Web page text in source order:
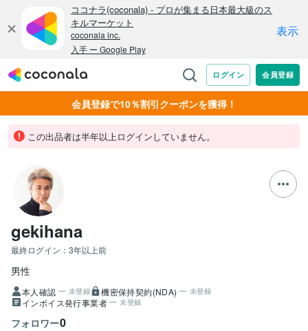
会員登録で10％割引クーポンを獲得！
この出品者は半年以上ログインしていません。
gekihana
最終ログイン： 3年以上前
男性
本人確認 未登録 機密保持契約(NDA) 未登録
インボイス発行事業者 未登録
フォロワー0